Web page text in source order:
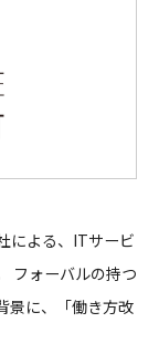
による、ITサービ
フォーバルの持つ
景に、「働き方改